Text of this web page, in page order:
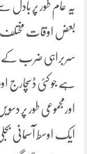
یہ عام طور پر بادل
بعض اوقات
سربراہی ضرب کے
ہے جو کئی
اورمجموعی طور پر